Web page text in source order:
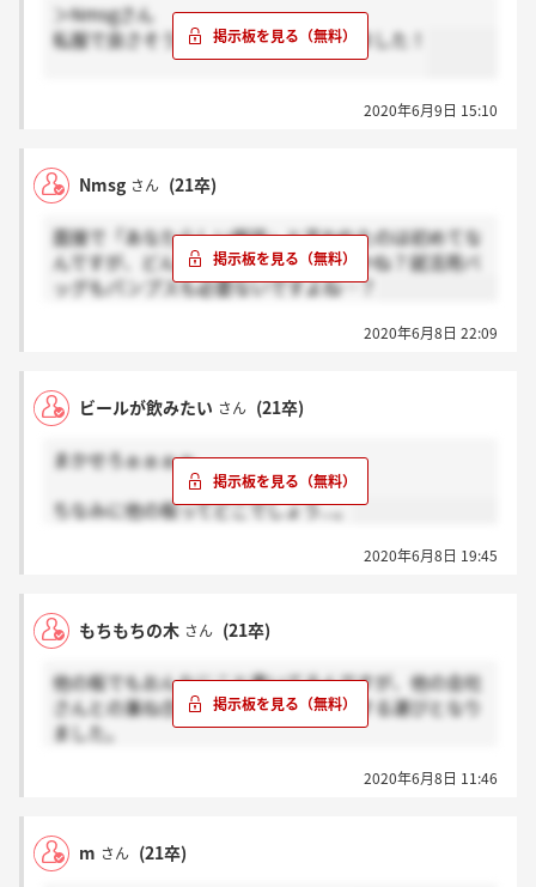
＞Nmsgさん
私服で良さそうです！編集長が言ってました！
2020年6月9日 15:10
Nmsg さん (21卒)
面接で「あなたらしい服装」と言われたのは初めてな
んですが、どんな服装でも良いんですかね？就活用バ
ッグもパンプスも必要ないですよね…？
2020年6月8日 22:09
ビールが飲みたい さん (21卒)
まかせろぉぉぉぉ
ちなみに他の板ってどこでしょう...。
2020年6月8日 19:45
もちもちの木 さん (21卒)
他の板でもおんなじこと書いてるんですが、他の会社
さんとの兼ね合いもあり、選考を辞退する運びとなり
ました。
ることになるかもしれない方、ぜひ面白い新書を作っ
2020年6月8日 11:46
m さん (21卒)